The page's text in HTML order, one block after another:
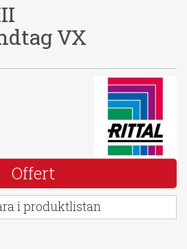
VX
Offert
i produktlistan